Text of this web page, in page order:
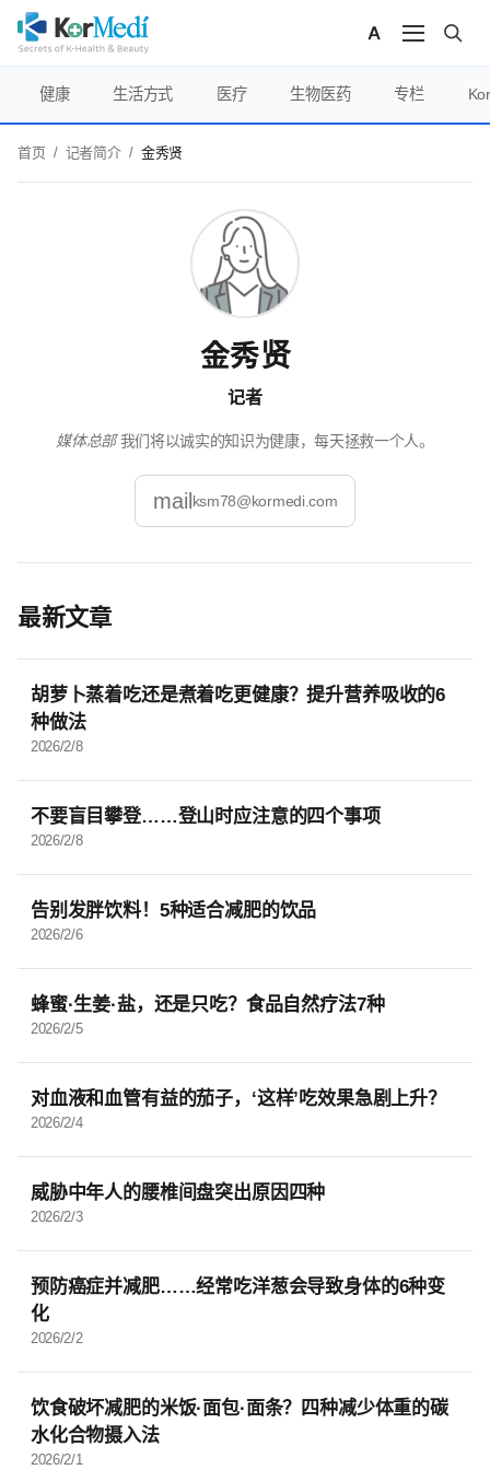
健康 生活方式 医疗 生物医药 专栏
首页 / 记者简介/ 金秀贤
金秀贤
记者
媒体总部我们将以诚实的知识为健康，每天拯救一个人。
mail ksm78@kormedi.com
最新文章
胡萝卜蒸着吃还是煮着吃更健康？提升营养吸收的6
种做法
2026/2/8
不要盲目攀登……登山时应注意的四个事项
2026/2/8
告别发胖饮料！5种适合减肥的饮品
2026/2/6
蜂蜜·生姜·盐，还是只吃？食品自然疗法7种
2026/2/5
对血液和血管有益的茄子，‘这样’吃效果急剧上升？
2026/2/4
威胁中年人的腰椎间盘突出原因四种
2026/2/3
预防癌症并减肥……经常吃洋葱会导致身体的6种变
化
2026/2/2
饮食破坏减肥的米饭·面包·面条？四种减少体重的碳
水化合物摄入法
2026/2/1